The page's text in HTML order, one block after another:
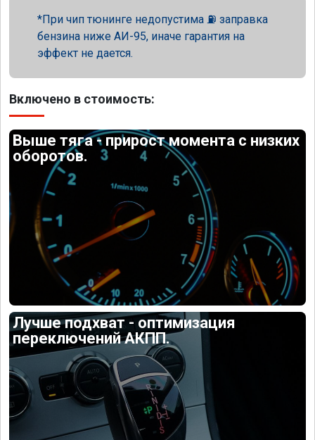
При чип тюнинге недопустима ⛽ заправка
бензина ниже АИ-95, иначе гарантия на
эффект не дается.
Включено в стоимость:
Выше тяга - прирост момента с низких
оборотов.
Лучше подхват - оптимизация
переключений АКПП.